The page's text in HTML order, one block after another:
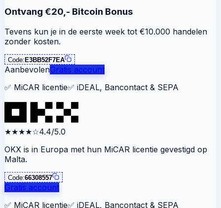
Ontvang €20,- Bitcoin Bonus
Tevens kun je in de eerste week tot €10.000 handelen
zonder kosten.
Code:E3BB52F7EA
AanbevolenGratis account
✅ MiCAR licentie✅ iDEAL, Bancontact & SEPA
★★★★☆4.4/5.0
OKX is in Europa met hun MiCAR licentie gevestigd op
Malta.
Code:66308557
Gratis account
✅ MiCAR licentie✅ iDEAL, Bancontact & SEPA